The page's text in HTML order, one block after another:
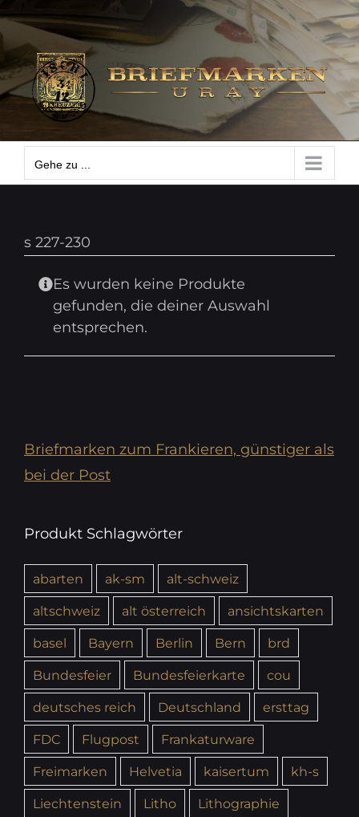
Zum
Inhalt
springen
Gehe zu ...
Gehe zu ...
s 227-230
Es wurden keine Produkte
gefunden, die deiner Auswahl
entsprechen.
Briefmarken zum Frankieren, günstiger als
bei der Post
Produkt Schlagwörter
abarten ak-sm
alt-schweiz
altschweiz
alt österreich
ansichtskarten
basel
Bayern Berlin Bern
brd
Bundesfeier
Bundesfeierkarte
cou
deutsches reich
Deutschland
ersttag
FDC
Flugpost
Frankaturware
Freimarken
Helvetia kaisertum
kh-s
Liechtenstein
Litho
Lithographie